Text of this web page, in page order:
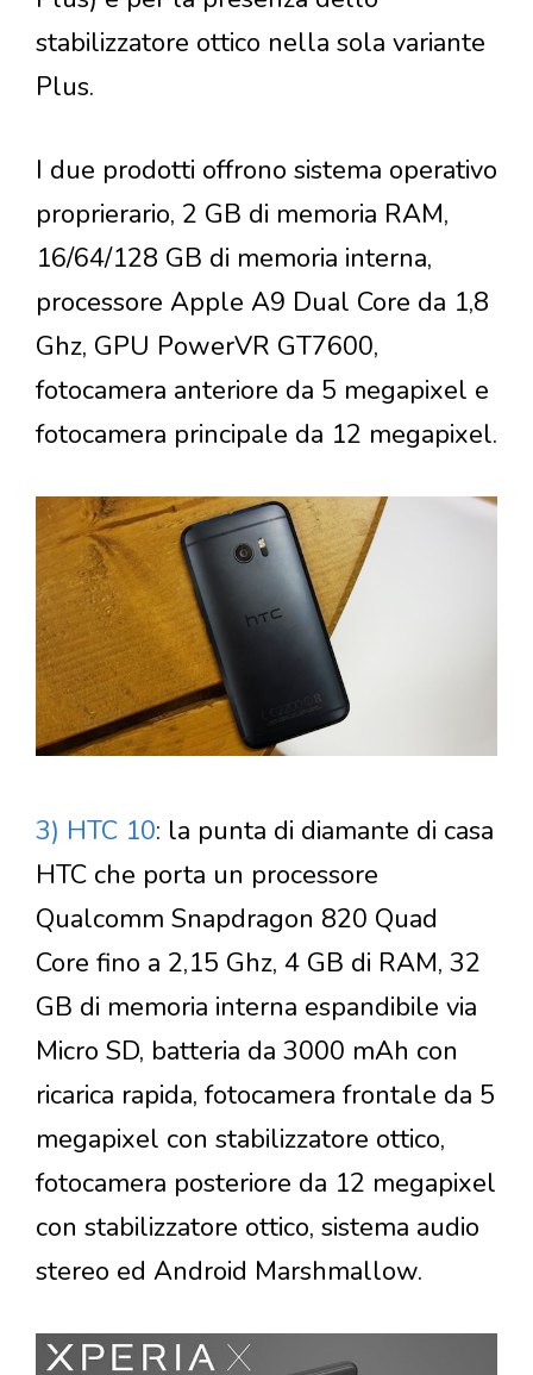
stabilizzatore ottico nella sola variante
Plus.
I due prodotti offrono sistema operativo
proprierario, 2 GB di memoria RAM,
16/64/128 GB di memoria interna,
processore Apple A9 Dual Core da 1,8
Ghz, GPU PowerVR GT7600,
fotocamera anteriore da 5 megapixel e
fotocamera principale da 12 megapixel.
3) HTC 10: la punta di diamante di casa
HTC che porta un processore
Qualcomm Snapdragon 820 Quad
Core fino a 2,15 Ghz, 4 GB di RAM, 32
GB di memoria interna espandibile via
Micro SD, batteria da 3000 mAh con
ricarica rapida, fotocamera frontale da 5
megapixel con stabilizzatore ottico,
fotocamera posteriore da 12 megapixel
con stabilizzatore ottico, sistema audio
stereo ed Android Marshmallow.